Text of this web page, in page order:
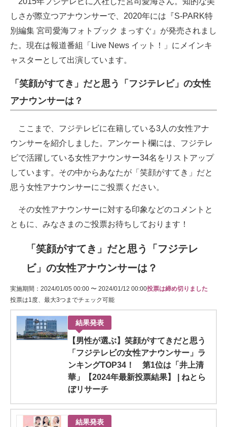
しさが際立つアナウンサーで、2020年には『S-PARK特
別編集 宮司愛海フォトブック まっすぐ』が発売されまし
た。現在は報道番組「Live News イット！」にメインキ
ャスターとして出演しています。
「笑顔がすてき」だと思う「フジテレビ」の女性
アナウンサーは？
ここまで、フジテレビに在籍している3人の女性アナ
ウンサーを紹介しました。アンケート欄には、フジテレ
ビで活躍している女性アナウンサー34名をリストアップ
しています。その中からあなたが「笑顔がすてき」だと
思う女性アナウンサーにご投票ください。
その女性アナウンサーに対する印象などのコメントと
ともに、みなさまのご投票お待ちしております！
「笑顔がすてき」だと思う「フジテレ
ビ」の女性アナウンサーは？
実施期間：2024/01/05 00:00 〜 2024/01/12 00:00
投票は1度、最大3つまでチェック可能
投票は締め切りました
結果発表
【男性が選ぶ】笑顔がすてきだと思う
「フジテレビの女性アナウンサー」ラ
ンキングTOP34！ 第1位は「井上清
華」【2024年最新投票結果】 | ねとら
ぼリサーチ
結果発表